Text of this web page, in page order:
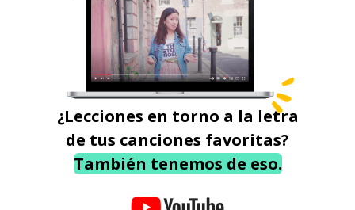
¿Lecciones en torno a la letra
de tus canciones favoritas?
También tenemos de eso.